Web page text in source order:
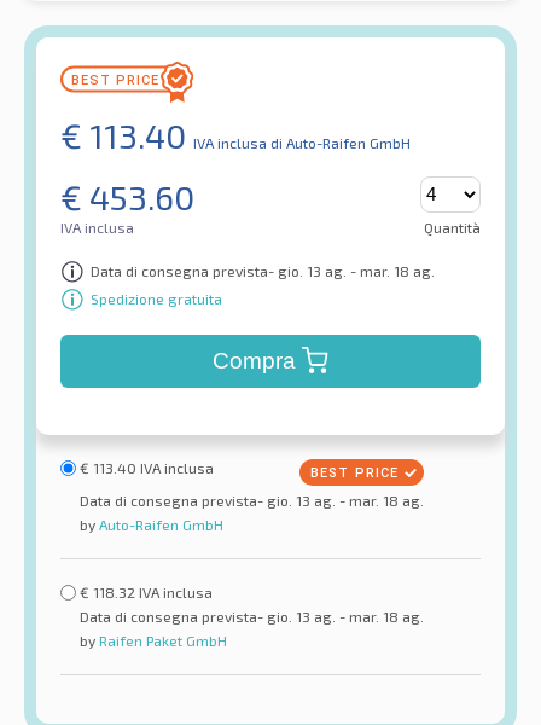
€ 113.40 IVA inclusa di Auto-Raifen GmbH
€ 453.60
IVA inclusa Quantità
Data di consegna prevista- gio. 13 ag. - mar. 18 ag.
Spedizione gratuita
Compra
€ 113.40 IVA inclusa
Data di consegna prevista- gio. 13 ag. - mar. 18 ag.
by Auto-Raifen GmbH
€ 118.32 IVA inclusa
Data di consegna prevista- gio. 13 ag. - mar. 18 ag.
by Raifen Paket GmbH